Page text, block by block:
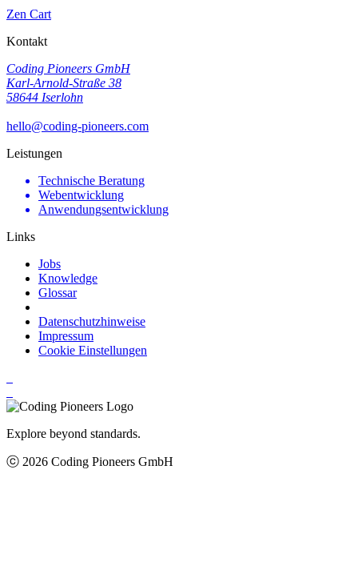
Zen Cart
Kontakt
Coding Pioneers GmbH
Karl-Arnold-Straße 38
58644 Iserlohn
hello@coding-pioneers.com
Leistungen
Technische Beratung
Webentwicklung
Anwendungsentwicklung
Links
Jobs
Knowledge
Glossar
Datenschutzhinweise
Impressum
Cookie Einstellungen
Explore beyond standards.
ⓒ 2026 Coding Pioneers GmbH